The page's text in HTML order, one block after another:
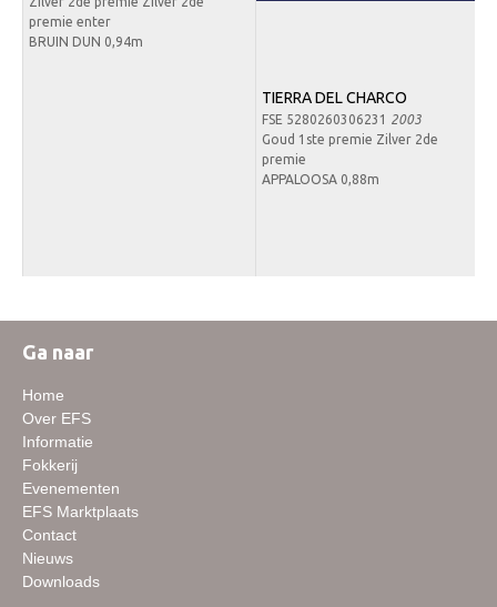
premie enter
BRUIN DUN 0,94m
TIERRA DEL CHARCO
FSE 5280260306231 2003
Goud 1ste premie Zilver 2de
premie
APPALOOSA 0,88m
Ga naar
Home
Over EFS
Informatie
Fokkerij
Evenementen
EFS Marktplaats
Contact
Nieuws
Downloads